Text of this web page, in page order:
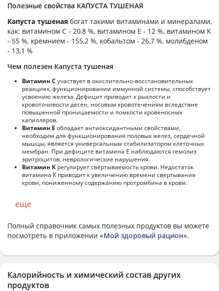
Полезные свойства КАПУСТА ТУШЕНАЯ
Капуста тушеная богат такими витаминами и минералами,
как: витамином C - 20,8 %, витамином E - 12 %, витамином K
- 55 %, кремнием - 155,2 %, кобальтом - 26,7 %, молибденом
- 13,1 %
Чем полезен Капуста тушеная
Витамин С участвует в окислительно-восстановительных
реакциях, функционировании иммунной системы, способствует
усвоению железа. Дефицит приводит к рыхлости и
кровоточивости десен, носовым кровотечениям вследствие
повышенной проницаемости и ломкости кровеносных
капилляров.
Витамин Е обладает антиоксидантными свойствами,
необходим для функционирования половых желез, сердечной
мышцы, является универсальным стабилизатором клеточных
мембран. При дефиците витамина Е наблюдаются гемолиз
эритроцитов, неврологические нарушения.
Витамин К регулирует свёртываемость крови. Недостаток
витамина К приводит к увеличению времени свертывания
крови, пониженному содержанию протромбина в крови.
еще
Полный справочник самых полезных продуктов вы можете
посмотреть в приложении «Мой здоровый рацион».
Калорийность и химический состав других
продуктов